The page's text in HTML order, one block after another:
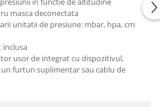
masca deconectata
unitatii de presiune: mbar, hpa, cm
inclusa
usor de integrat cu dispozitivul,
un furtun suplimentar sau cablu de